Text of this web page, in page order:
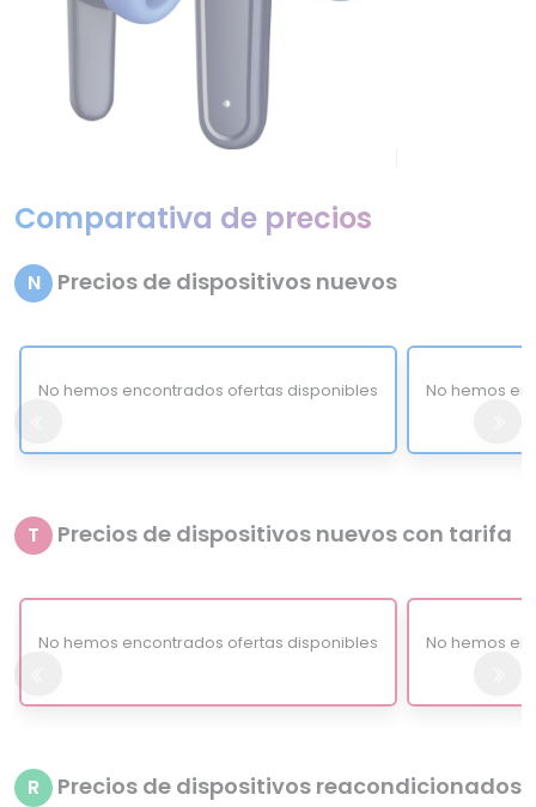
Comparativa de precios
N Precios de dispositivos nuevos
No hemos encontrados ofertas disponibles No hemos
T Precios de dispositivos nuevos con tarifa
No hemos encontrados ofertas disponibles No hemos
R Precios de dispositivos reacondicionados